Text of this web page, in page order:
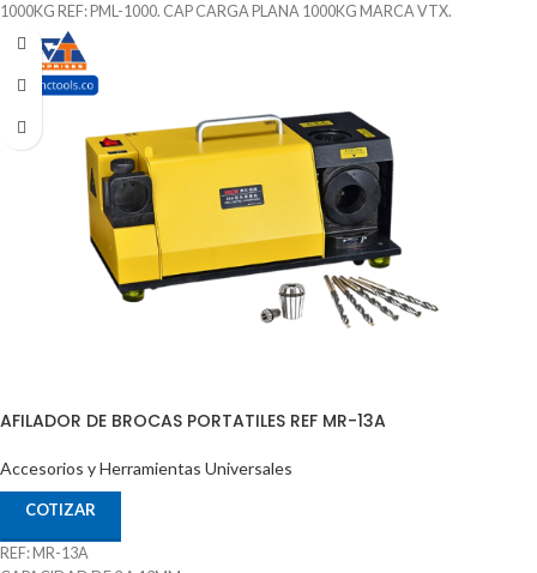
Download
AFILADORA DE BROCAS PRECISIÓN DE 2 A 13MM REF: VDG 13A RPM: 5300
MARCA: VERTEX INCLUYE JUEGO DE PINZAS DE 3 MM A 13M.
1000KG REF: PML-1000. CAP CARGA PLANA 1000KG MARCA VTX.
AFILADOR DE BROCAS PORTATILES REF MR-13A
Accesorios y Herramientas Universales
COTIZAR
REF: MR-13A